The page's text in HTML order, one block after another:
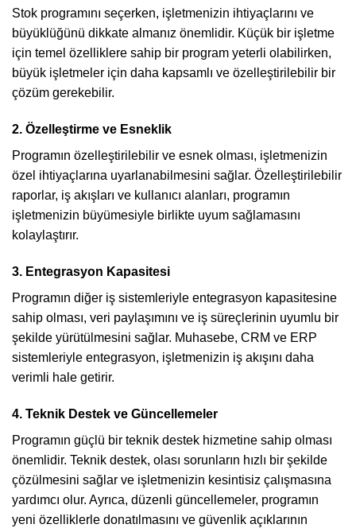
Stok programını seçerken, işletmenizin ihtiyaçlarını ve
büyüklüğünü dikkate almanız önemlidir. Küçük bir işletme
için temel özelliklere sahip bir program yeterli olabilirken,
büyük işletmeler için daha kapsamlı ve özelleştirilebilir bir
çözüm gerekebilir.
2. Özelleştirme ve Esneklik
Programın özelleştirilebilir ve esnek olması, işletmenizin
özel ihtiyaçlarına uyarlanabilmesini sağlar. Özelleştirilebilir
raporlar, iş akışları ve kullanıcı alanları, programın
işletmenizin büyümesiyle birlikte uyum sağlamasını
kolaylaştırır.
3. Entegrasyon Kapasitesi
Programın diğer iş sistemleriyle entegrasyon kapasitesine
sahip olması, veri paylaşımını ve iş süreçlerinin uyumlu bir
şekilde yürütülmesini sağlar. Muhasebe, CRM ve ERP
sistemleriyle entegrasyon, işletmenizin iş akışını daha
verimli hale getirir.
4. Teknik Destek ve Güncellemeler
Programın güçlü bir teknik destek hizmetine sahip olması
önemlidir. Teknik destek, olası sorunların hızlı bir şekilde
çözülmesini sağlar ve işletmenizin kesintisiz çalışmasına
yardımcı olur. Ayrıca, düzenli güncellemeler, programın
yeni özelliklerle donatılmasını ve güvenlik açıklarının